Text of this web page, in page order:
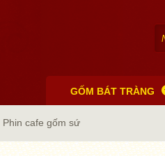
GỐM BÁT TRÀNG
Phin cafe gốm sứ